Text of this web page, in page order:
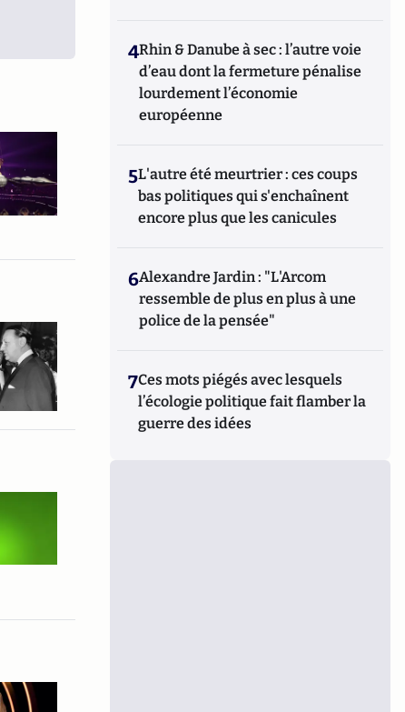
4Rhin & Danube à sec : l’autre voie
d’eau dont la fermeture pénalise
lourdement l’économie
européenne
5L'autre été meurtrier : ces coups
bas politiques qui s'enchaînent
encore plus que les canicules
6Alexandre Jardin : "L'Arcom
ressemble de plus en plus à une
police de la pensée"
7Ces mots piégés avec lesquels
l’écologie politique fait flamber la
guerre des idées